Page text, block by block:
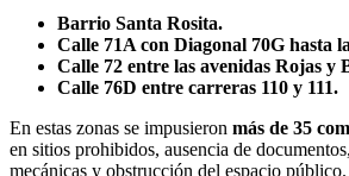
Barrio Santa Rosita.
Calle 71A con Diagonal 70G hasta
Calle 72 entre las avenidas Rojas y
Calle 76D entre carreras 110 y 111.
En estas zonas se impusieron más de 35
en sitios prohibidos, ausencia de
mecánicas y obstrucción del espacio público.